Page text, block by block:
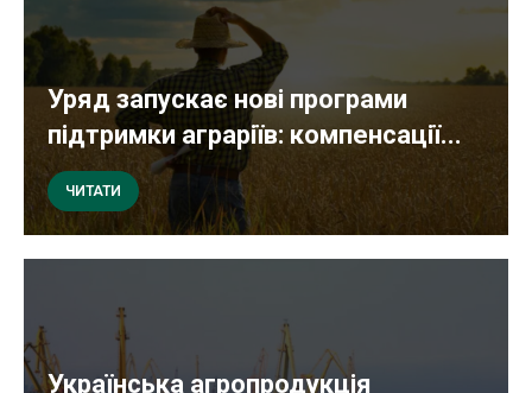
Уряд запускає нові програми
підтримки аграріїв: компенсації...
ЧИТАТИ
Українська агропродукція